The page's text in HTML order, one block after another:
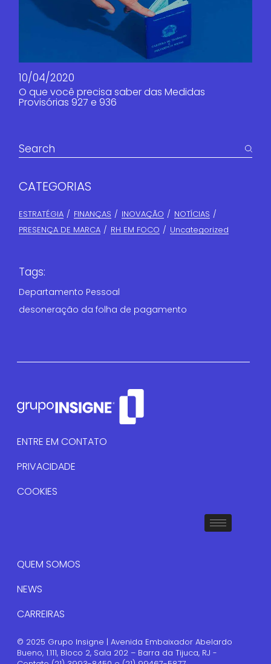
10/04/2020
O que você precisa saber das Medidas
Provisórias 927 e 936
CATEGORIAS
ESTRATÉGIA FINANÇAS​ INOVAÇÃO
NOTÍCIAS
PRESENÇA DE MARCA
RH EM FOCO Uncategorized
Tags:
Departamento Pessoal
desoneração da folha de pagamento
ENTRE EM CONTATO
PRIVACIDADE
COOKIES
QUEM SOMOS
NEWS
CARREIRAS
© 2025 Grupo Insigne | Avenida Embaixador Abelardo
Bueno, 1.111, Bloco 2, Sala 202 – Barra da Tijuca, RJ -